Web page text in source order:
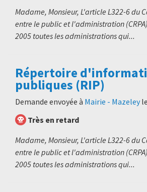
Madame, Monsieur, L'article L322-6 du
entre le public et l'administration
2005 toutes les administrations qui...
Répertoire
publiques (RIP)
Demande envoyée à Mairie - Mazeleyle
Très en retard
Madame, Monsieur, L'article L322-6 du
entre le public et l'administration
2005 toutes les administrations qui...